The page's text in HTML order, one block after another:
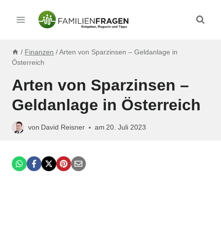
Inhalt
/ Finanzen / Arten von Sparzinsen – Geldanlage in
Österreich
Arten von Sparzinsen –
Geldanlage in Österreich
von David Reisner am 20. Juli 2023